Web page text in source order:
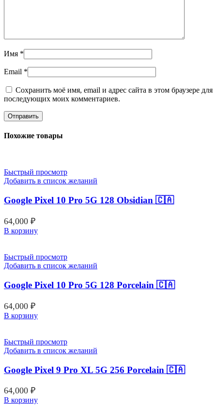
Имя *
Email *
Сохранить моё имя, email и адрес сайта в этом браузере для
последующих моих комментариев.
Похожие товары
Быстрый просмотр
Добавить в список желаний
Google Pixel 10 Pro 5G 128 Obsidian 🇨🇦
64,000 ₽
В корзину
Быстрый просмотр
Добавить в список желаний
Google Pixel 10 Pro 5G 128 Porcelain 🇨🇦
64,000 ₽
В корзину
Быстрый просмотр
Добавить в список желаний
Google Pixel 9 Pro XL 5G 256 Porcelain 🇨🇦
64,000 ₽
В корзину